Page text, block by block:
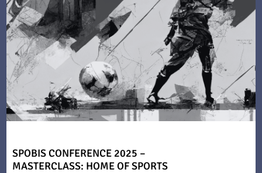
SPOBIS CONFERENCE 2025 –
MASTERCLASS: HOME OF SPORTS